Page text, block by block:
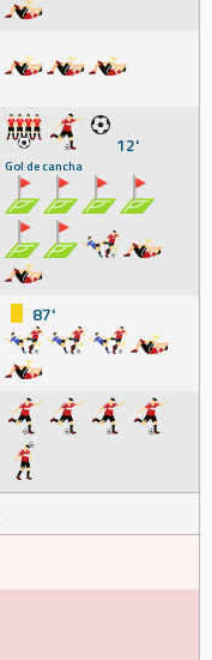
12'
Gol de cancha
87'